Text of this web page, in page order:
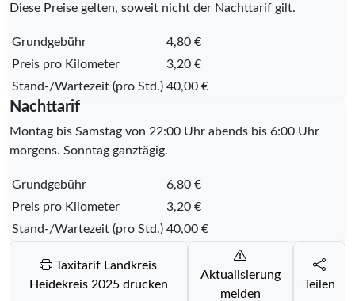
Diese Preise gelten, soweit nicht der Nachttarif gilt.
Grundgebühr
4,80 €
Preis pro Kilometer
3,20 €
Stand-/Wartezeit (pro Std.) 40,00 €
Nachttarif
Montag bis Samstag von 22:00 Uhr abends bis 6:00 Uhr
morgens. Sonntag ganztägig.
Grundgebühr
6,80 €
Preis pro Kilometer
3,20 €
Stand-/Wartezeit (pro Std.) 40,00 €
Taxitarif Landkreis
Heidekreis 2025 drucken
Aktualisierung
melden
Teilen